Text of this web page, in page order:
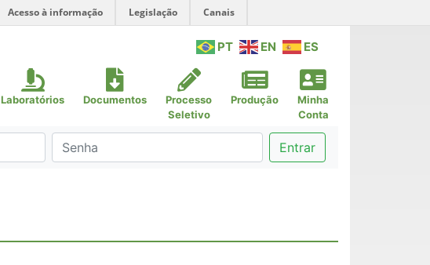
Acesso à informação Legislação Canais
PT EN ES
Laboratórios Documentos
Processo
Seletivo
Produção
Minha
Conta
Entrar